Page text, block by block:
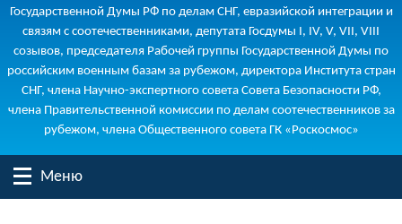
Государственной Думы РФ по делам СНГ, евразийской интеграции и
связям с соотечественниками, депутата Госдумы I, IV, V, VII, VIII
созывов, председателя Рабочей группы Государственной Думы по
российским военным базам за рубежом, директора Института стран
СНГ, члена Научно-экспертного совета Совета Безопасности РФ,
члена Правительственной комиссии по делам соотечественников за
рубежом, члена Общественного совета ГК «Роскосмос»
Меню